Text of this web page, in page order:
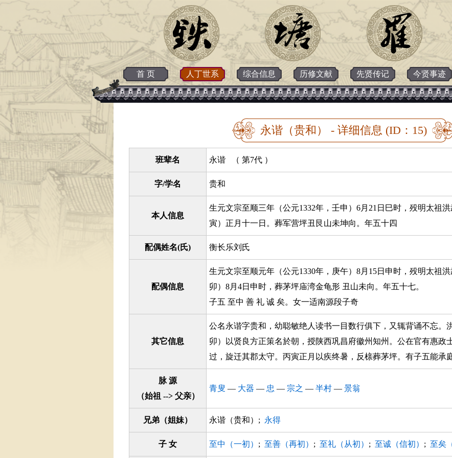
首 页 人丁世系 综合信息 历修文献 先贤传记 今贤事迹
永谐（贵和） - 详细信息 (ID：15)
班辈名 永谐 （ 第7代 ）
字/学名 贵和
本人信息
生元文宗至顺三年（公元1332年，壬申）6月21日巳时，殁明太祖
寅）正月十一日。葬军营坪丑艮山未坤向。年五十四
配偶姓名(氏) 衡长乐刘氏
配偶信息
生元文宗至顺元年（公元1330年，庚午）8月15日申时，殁明太祖
卯）8月4日申时，葬茅坪庙湾金龟形 丑山未向。年五十七。
子五 至中 善 礼 诚 矣。女一适南源段子奇
其它信息
公名永谐字贵和，幼聪敏绝人读书一目数行俱下，又辄背诵不忘。
卯）以贤良方正策名於朝，授陕西巩昌府徽州知州。公在官有惠政
过，旋迁其郡太守。丙寅正月以疾终暑，反榇葬茅坪。有子五能承
脉 源
（始祖 --> 父亲）
青叟 — 大器 — 忠 — 宗之 — 半村 — 景翁
兄弟（姐妹） 永谐（贵和）; 永得
子 女 至中（一初） ; 至善（再初） ; 至礼（从初） ; 至诚（信初） ; 至矣